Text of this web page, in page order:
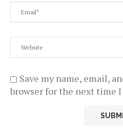
Save my name, email,
browser for the next time